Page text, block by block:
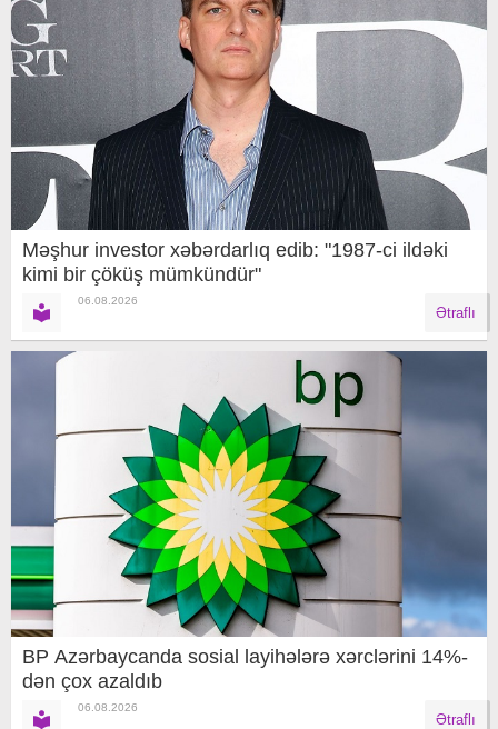
Məşhur investor xəbərdarlıq edib: "1987-ci ildəki
kimi bir çöküş mümkündür"
06.08.2026
Ətraflı
BP Azərbaycanda sosial layihələrə xərclərini 14%-
dən çox azaldıb
06.08.2026
Ətraflı